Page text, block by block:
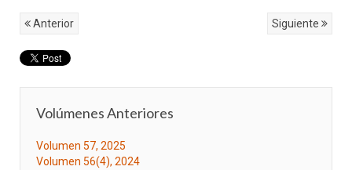
Anterior Siguiente
Volúmenes Anteriores
Volumen 57, 2025
Volumen 56(4), 2024